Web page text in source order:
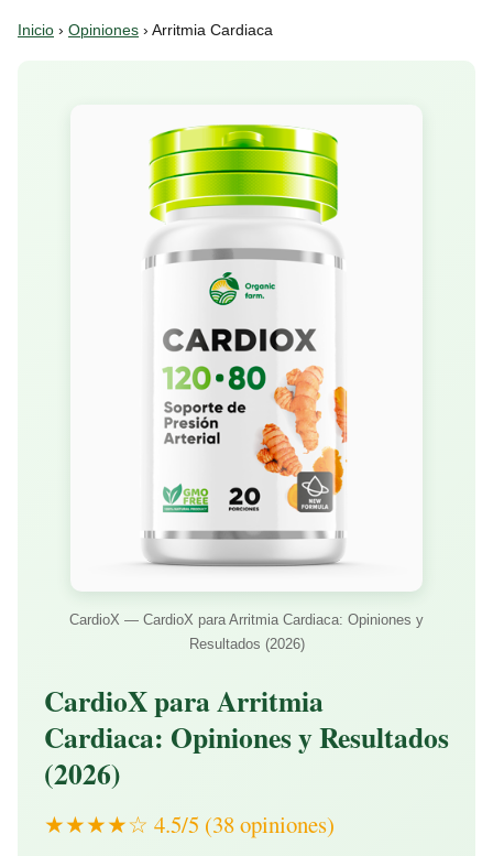
Inicio › Opiniones › Arritmia Cardiaca
CardioX — CardioX para Arritmia Cardiaca: Opiniones y
Resultados (2026)
CardioX para Arritmia
Cardiaca: Opiniones y Resultados
(2026)
★★★★☆ 4.5/5 (38 opiniones)